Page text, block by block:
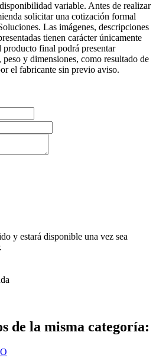
variable. Antes de realizar
solicitar una cotización formal
Las imágenes, descripciones
tienen carácter únicamente
final podrá presentar
y dimensiones, como resultado de
el fabricante sin previo aviso.
y estará disponible una vez sea
de la misma categoría: